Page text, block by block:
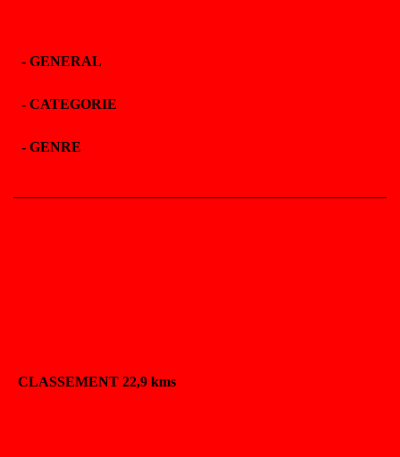
- GENERAL
- CATEGORIE
- GENRE
CLASSEMENT 22,9 kms